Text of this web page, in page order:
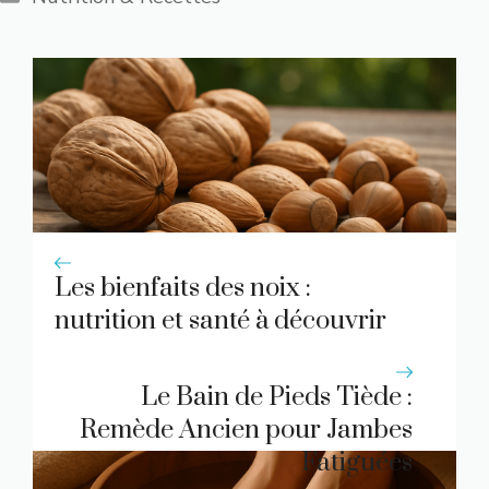
Les bienfaits des noix :
nutrition et santé à découvrir
Le Bain de Pieds Tiède :
Remède Ancien pour Jambes
Fatiguées